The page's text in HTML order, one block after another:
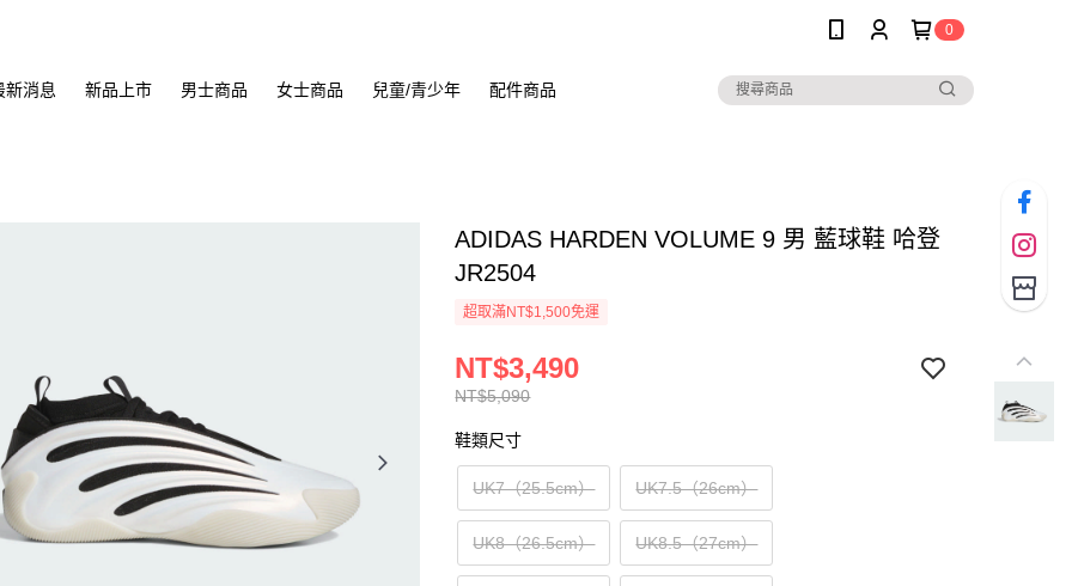
0
新消息 新品上市 男士商品 女士商品 兒童/青少年 配件商品
ADIDAS HARDEN VOLUME 9 男 藍球鞋 哈登
JR2504
超取滿NT$1,500免運
NT$5,090
NT$3,490
鞋類尺寸
UK7（25.5cm） UK7.5（26cm）
UK8（26.5cm） UK8.5（27cm）